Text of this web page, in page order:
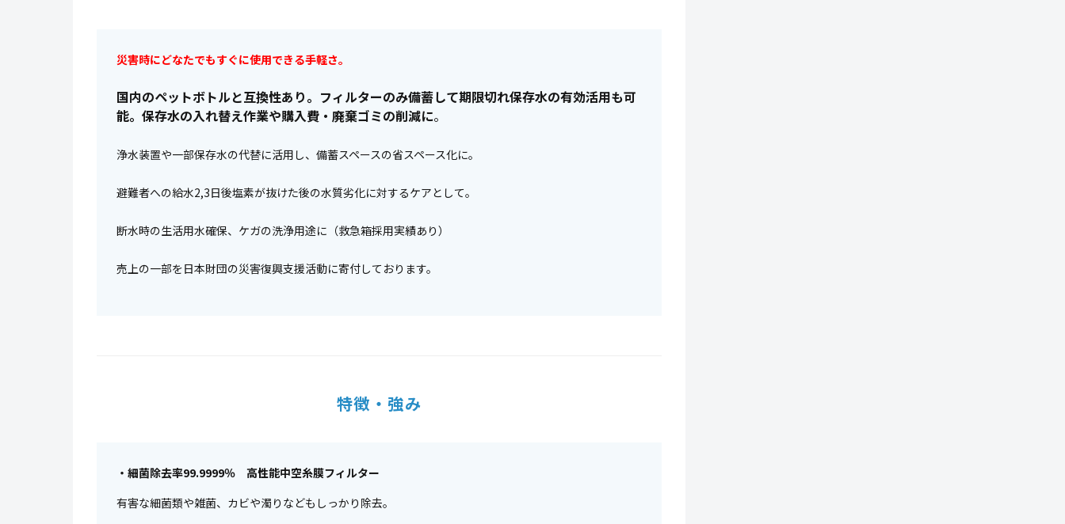
災害時にどなたでもすぐに使用できる手軽さ。
国内のペットボトルと互換性あり。フィルターのみ備蓄して期限切れ保存水の有効活用も可
能。保存水の入れ替え作業や購入費・廃棄ゴミの削減に。
浄水装置や一部保存水の代替に活用し、備蓄スペースの省スペース化に。
避難者への給水2,3日後塩素が抜けた後の水質劣化に対するケアとして。
断水時の生活用水確保、ケガの洗浄用途に（救急箱採用実績あり）
売上の一部を日本財団の災害復興支援活動に寄付しております。
特徴・強み
・細菌除去率99.9999％ 高性能中空糸膜フィルター
有害な細菌類や雑菌、カビや濁りなどもしっかり除去。